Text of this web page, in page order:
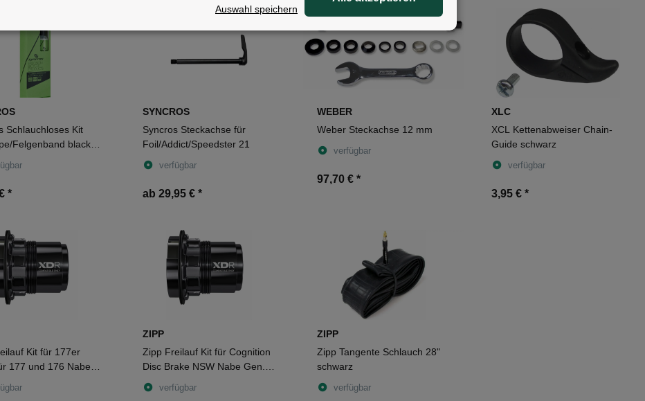
Schlauchloses Kit
Felgenband black
*
SYNCROS
Syncros Steckachse für
Foil/Addict/Speedster 21
verfügbar
ab 29,95 € *
WEBER
Weber Steckachse 12 mm
verfügbar
97,70 € *
XLC
XCL Kettenabweiser Chain-
Guide schwarz
verfügbar
3,95 € *
Kit für 177er
177 und 176 Nabe
12/11/10/9-fach
ZIPP
Zipp Freilauf Kit für Cognition
Disc Brake NSW Nabe Gen.2,
Campagnolo 12/11/10/9-fach
verfügbar
ZIPP
Zipp Tangente Schlauch 28"
schwarz
verfügbar
Auswahl speichern